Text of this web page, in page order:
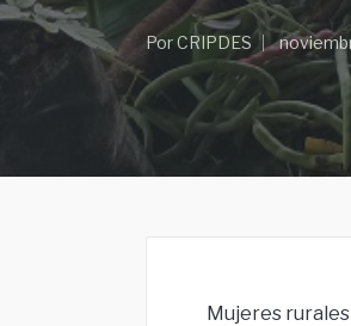
PorCRIPDES
Mujeres